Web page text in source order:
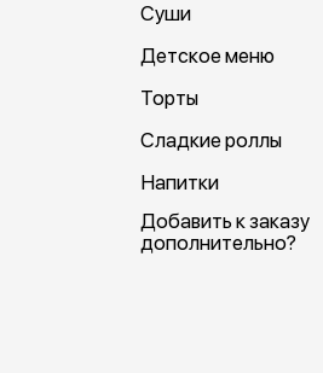
Суши
Детское меню
Торты
Сладкие роллы
Напитки
Добавить к заказу
дополнительно?